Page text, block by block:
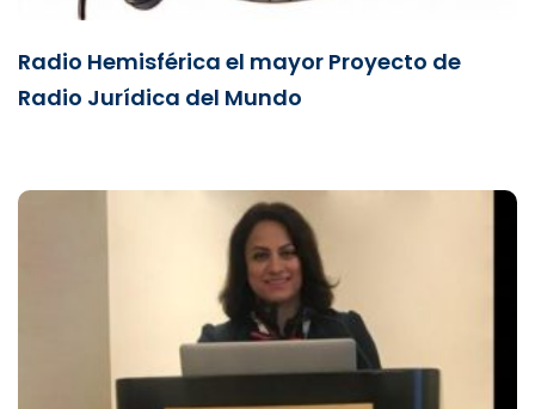
Radio Hemisférica el mayor Proyecto de
Radio Jurídica del Mundo